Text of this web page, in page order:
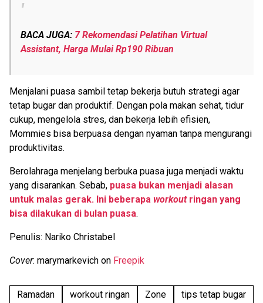
BACA JUGA: 7 Rekomendasi Pelatihan Virtual
Assistant, Harga Mulai Rp190 Ribuan
Menjalani puasa sambil tetap bekerja butuh strategi agar
tetap bugar dan produktif. Dengan pola makan sehat, tidur
cukup, mengelola stres, dan bekerja lebih efisien,
Mommies bisa berpuasa dengan nyaman tanpa mengurangi
produktivitas.
Berolahraga menjelang berbuka puasa juga menjadi waktu
yang disarankan. Sebab, puasa bukan menjadi alasan
untuk malas gerak. Ini beberapa workoutringan yang
bisa dilakukan di bulan puasa.
Penulis: Nariko Christabel
Cover: marymarkevich on Freepik
Ramadan workout ringan Zone
tips tetap bugar